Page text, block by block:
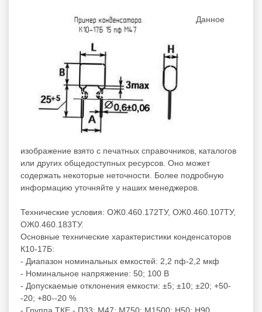
Данное
изображение взято с печатных справочников, каталогов
или других общедоступных ресурсов. Оно может
содержать некоторые неточности. Более подробную
информацию уточняйте у наших менеджеров.
Технические условия: ОЖ0.460.172ТУ, ОЖ0.460.107ТУ,
ОЖ0.460.183ТУ.
Основные технические характеристики конденсаторов
К10-17Б:
- Диапазон номинальных емкостей: 2,2 пф-2,2 мкф
- Номинальное напряжение: 50; 100 В
- Допускаемые отклонения емкости: ±5; ±10; ±20; +50-
-20; +80--20 %